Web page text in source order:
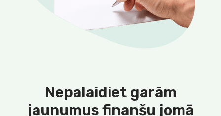
Nepalaidiet garām
jaunumus finanšu jomā